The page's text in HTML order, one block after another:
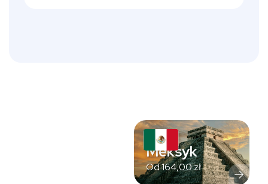
Meksyk
Od164,00zł